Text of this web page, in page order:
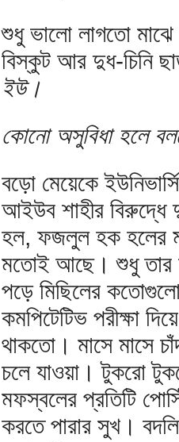
শুধু ভালো লাগতো মাঝে
বিস্কুট আর দুধ-চিনি
ইউ।
কোনো অসুবিধা হলে
বড়ো মেয়েকে
আইউব শাহীর বিরুদ্ধে
হল, ফজলুল হক হলের
মতোই আছে। শুধু তার
পড়ে মিছিলের
কমপিটেটিভ পরীক্ষা
থাকতো। মাসে মাসে
চলে যাওয়া। টুকরো
মফস্বলের প্রতিটি
করতে পারার সুখ।